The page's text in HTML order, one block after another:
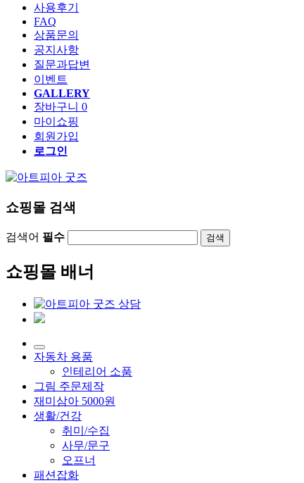
사용후기
FAQ
상품문의
공지사항
질문과답변
이벤트
GALLERY
장바구니 0
마이쇼핑
회원가입
로그인
쇼핑몰 검색
검색어 필수 검색
쇼핑몰 배너
자동차 용품
인테리어 소품
그림 주문제작
재미삼아 5000원
생활/건강
취미/수집
사무/문구
오프너
패션잡화